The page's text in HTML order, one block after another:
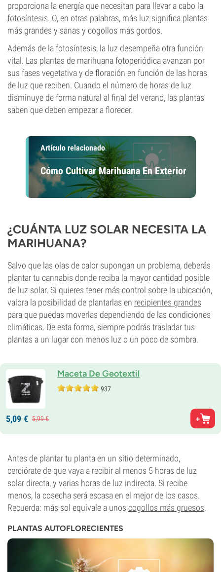
proporciona la energía que necesitan para llevar a cabo la
fotosíntesis. O, en otras palabras, más luz significa plantas
más grandes y sanas y cogollos más gordos.
Además de la fotosíntesis, la luz desempeña otra función
vital. Las plantas de marihuana fotoperiódica avanzan por
sus fases vegetativa y de floración en función de las horas
de luz que reciben. Cuando el número de horas de luz
disminuye de forma natural al final del verano, las plantas
saben que deben empezar a florecer.
Artículo relacionado
Cómo Cultivar Marihuana En Exterior
¿CUÁNTA LUZ SOLAR NECESITA LA
MARIHUANA?
Salvo que las olas de calor supongan un problema, deberás
plantar tu cannabis donde reciba la mayor cantidad posible
de luz solar. Si quieres tener más control sobre la ubicación,
valora la posibilidad de plantarlas en recipientes grandes
para que puedas moverlas dependiendo de las condiciones
climáticas. De esta forma, siempre podrás trasladar tus
plantas a un lugar con menos luz o un poco de sombra.
Maceta De Geotextil
937
5,09 € 5,99€
Antes de plantar tu planta en un sitio determinado,
cerciórate de que vaya a recibir al menos 5 horas de luz
solar directa, y varias horas de luz indirecta. Si recibe
menos, la cosecha será escasa en el mejor de los casos.
Recuerda: más sol equivale a unos cogollos más gruesos.
PLANTAS AUTOFLORECIENTES